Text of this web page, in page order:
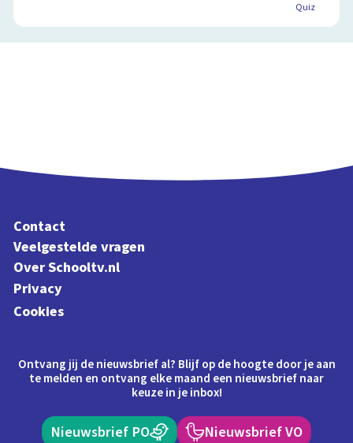
Quiz
Contact
Veelgestelde vragen
Over Schooltv.nl
Privacy
Cookies
Ontvang jij de nieuwsbrief al? Blijf op de hoogte door je aan
te melden en ontvang elke maand een nieuwsbrief naar
keuze in je inbox!
Nieuwsbrief PO Nieuwsbrief VO